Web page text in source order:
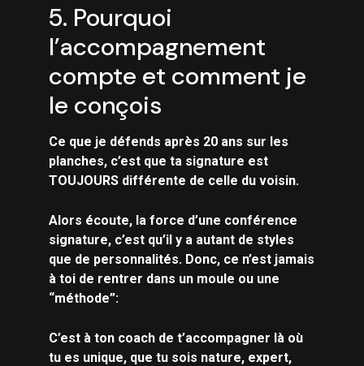
5. Pourquoi
l’accompagnement
compte et comment je
le conçois
Ce que je défends après 20 ans sur les
planches, c’est que ta signature est
TOUJOURS différente de celle du voisin.
Alors écoute, la force d’une conférence
signature, c’est qu’il y a autant de styles
que de personnalités. Donc, ce n’est jamais
à toi de rentrer dans un moule ou une
“méthode”:
C’est à ton coach de t’accompagner là où
tu es unique, que tu sois nature, expert,